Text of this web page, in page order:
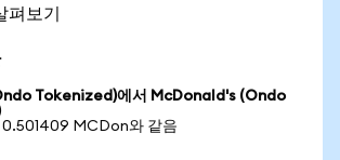
펴보기
Tokenized)에서 McDonald's (Ondo
0.501409 MCDon와 같음